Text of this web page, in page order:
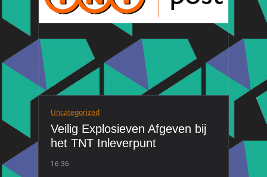
Uncategorized
Veilig Explosieven Afgeven bij
het TNT Inleverpunt
16:36